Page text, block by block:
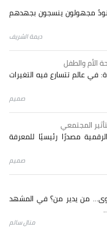
جنودٌ مجهولون ينسجون بجهدهم
ديمة الشريف
الأم والطفل
في عالم تتسارع فيه التغيرات
صميم
المجتمعي
مصدرًا رئيسيًا للمعرفة
صميم
من يدير من؟ في المشهد
منال سالم